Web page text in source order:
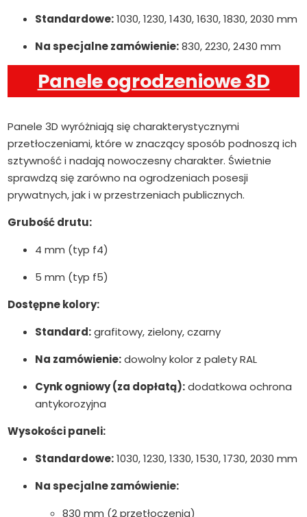
Standardowe:1030, 1230, 1430, 1630, 1830, 2030 mm
Na specjalne zamówienie:830, 2230, 2430 mm
Panele ogrodzeniowe 3D
Panele 3D wyróżniają się charakterystycznymi
przetłoczeniami, które w znaczący sposób podnoszą ich
sztywność i nadają nowoczesny charakter. Świetnie
sprawdzą się zarówno na ogrodzeniach posesji
prywatnych, jak i w przestrzeniach publicznych.
Grubość drutu:
4 mm (typ f4)
5 mm (typ f5)
Dostępne kolory:
Standard:grafitowy, zielony, czarny
Na zamówienie:dowolny kolor z palety RAL
Cynk ogniowy (za dopłatą):dodatkowa ochrona
antykorozyjna
Wysokości paneli:
Standardowe:1030, 1230, 1330, 1530, 1730, 2030 mm
Na specjalne zamówienie:
830 mm (2 przetłoczenia)